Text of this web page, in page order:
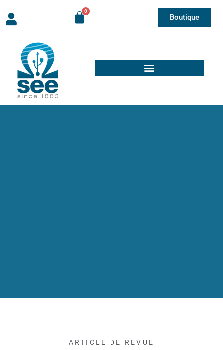
Boutique
ARTICLE DE REVUE